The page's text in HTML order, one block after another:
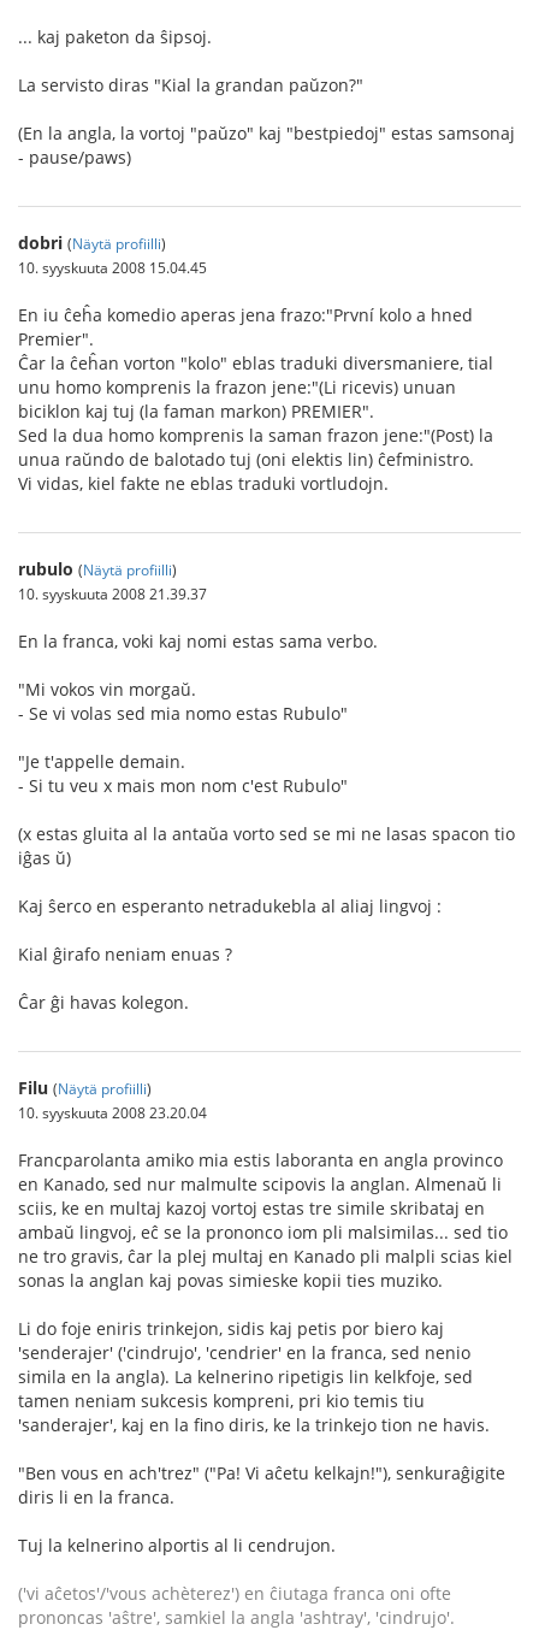
... kaj paketon da ŝipsoj.
La servisto diras "Kial la grandan paŭzon?"
(En la angla, la vortoj "paŭzo" kaj "bestpiedoj" estas samsonaj
- pause/paws)
dobri (Näytä profiilli)
10. syyskuuta 2008 15.04.45
En iu ĉeĥa komedio aperas jena frazo:"První kolo a hned
Premier".
Ĉar la ĉeĥan vorton "kolo" eblas traduki diversmaniere, tial
unu homo komprenis la frazon jene:"(Li ricevis) unuan
biciklon kaj tuj (la faman markon) PREMIER".
Sed la dua homo komprenis la saman frazon jene:"(Post) la
unua raŭndo de balotado tuj (oni elektis lin) ĉefministro.
Vi vidas, kiel fakte ne eblas traduki vortludojn.
rubulo (Näytä profiilli)
10. syyskuuta 2008 21.39.37
En la franca, voki kaj nomi estas sama verbo.
"Mi vokos vin morgaŭ.
- Se vi volas sed mia nomo estas Rubulo"
"Je t'appelle demain.
- Si tu veu x mais mon nom c'est Rubulo"
(x estas gluita al la antaŭa vorto sed se mi ne lasas spacon tio
iĝas ŭ)
Kaj ŝerco en esperanto netradukebla al aliaj lingvoj :
Kial ĝirafo neniam enuas ?
Ĉar ĝi havas kolegon.
Filu (Näytä profiilli)
10. syyskuuta 2008 23.20.04
Francparolanta amiko mia estis laboranta en angla provinco
en Kanado, sed nur malmulte scipovis la anglan. Almenaŭ li
sciis, ke en multaj kazoj vortoj estas tre simile skribataj en
ambaŭ lingvoj, eĉ se la prononco iom pli malsimilas... sed tio
ne tro gravis, ĉar la plej multaj en Kanado pli malpli scias kiel
sonas la anglan kaj povas simieske kopii ties muziko.
Li do foje eniris trinkejon, sidis kaj petis por biero kaj
'senderajer' ('cindrujo', 'cendrier' en la franca, sed nenio
simila en la angla). La kelnerino ripetigis lin kelkfoje, sed
tamen neniam sukcesis kompreni, pri kio temis tiu
'sanderajer', kaj en la fino diris, ke la trinkejo tion ne havis.
"Ben vous en ach'trez" ("Pa! Vi aĉetu kelkajn!"), senkuraĝigite
diris li en la franca.
Tuj la kelnerino alportis al li cendrujon.
('vi aĉetos'/'vous achèterez') en ĉiutaga franca oni ofte
prononcas 'aŝtre', samkiel la angla 'ashtray', 'cindrujo'.